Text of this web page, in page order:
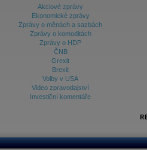
Akciové zprávy
Ekonomické zprávy
Zprávy o měnách a sazbách
Zprávy o komoditách
Zprávy o HDP
ČNB
Grexit
Brexit
Volby v USA
Video zpravodajství
Investiční komentáře